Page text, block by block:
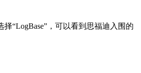
“LogBase”，可以看到思福迪入围的